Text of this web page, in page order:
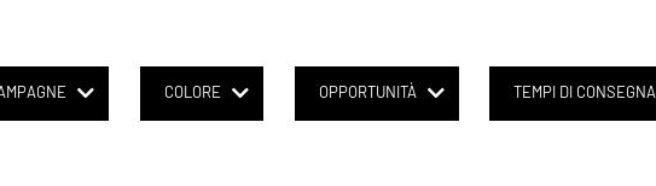
COLORE OPPORTUNITÀ TEMPI DI CONSEGNA